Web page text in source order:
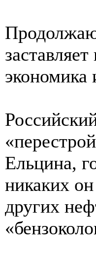
экономика
Ельцина,
никаких
других